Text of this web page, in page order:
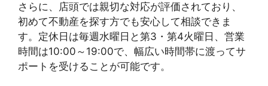
さらに、店頭では親切な対応が評価されており、
初めて不動産を探す方でも安心して相談できま
す。定休日は毎週水曜日と第3・第4火曜日、営業
時間は10:00～19:00で、幅広い時間帯に渡ってサ
ポートを受けることが可能です。